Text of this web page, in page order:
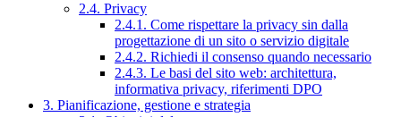
2.4. Privacy
2.4.1. Come rispettare la privacy sin dalla
progettazione di un sito o servizio digitale
2.4.2. Richiedi il consenso quando necessario
2.4.3. Le basi del sito web: architettura,
informativa privacy, riferimenti DPO
3. Pianificazione, gestione e strategia